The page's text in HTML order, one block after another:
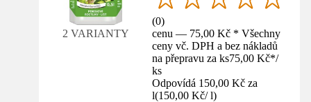
2 VARIANTY
(0)
cenu — 75,00 Kč * Všechny
ceny vč. DPH a bez nákladů
na přepravu za ks75,00 Kč*/
ks
Odpovídá 150,00 Kč za
l(150,00 Kč/ l)